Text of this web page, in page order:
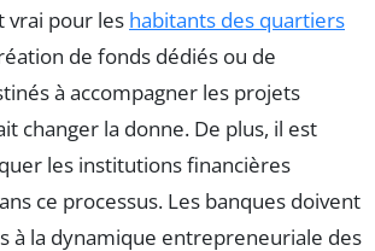
pour les habitants des quartiers
de fonds dédiés ou de
à accompagner les projets
changer la donne. De plus, il est
les institutions financières
ce processus. Les banques doivent
à la dynamique entrepreneuriale des